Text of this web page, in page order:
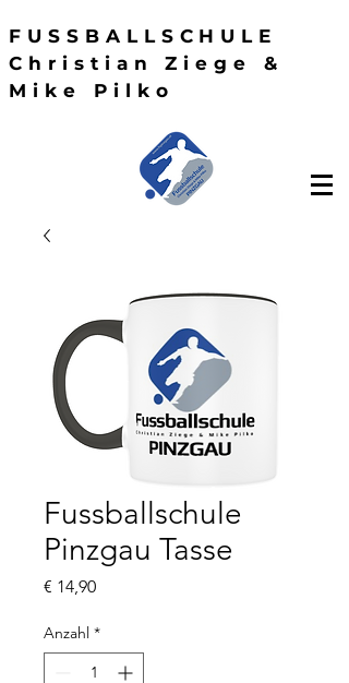
FUSSBALLSCHULE
Christian Ziege &
Mike Pilko
Fussballschule
Pinzgau Tasse
€ 14,90Preis
Anzahl *